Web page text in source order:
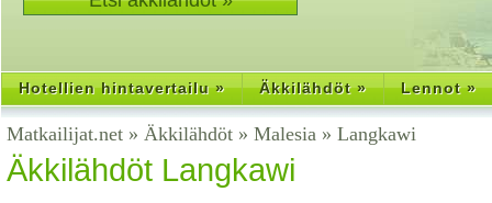
Hotellien hintavertailu » Äkkilähdöt » Lennot »
Matkailijat.net » Äkkilähdöt » Malesia » Langkawi
Äkkilähdöt Langkawi